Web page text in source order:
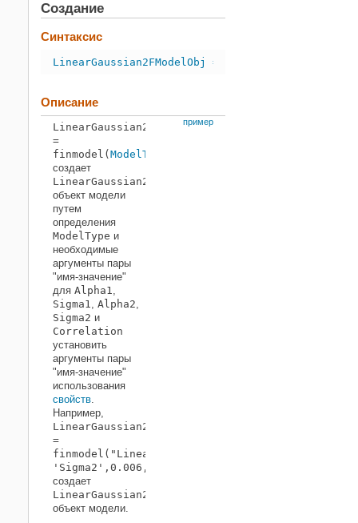
Создание
Синтаксис
LinearGaussian2FModelObj =
Описание
пример
LinearGaussian2FModelObj
=
finmodel( ModelType
создает
LinearGaussian2F
объект модели
путем
определения
ModelType и
необходимые
аргументы пары
"имя-значение"
для Alpha1,
Sigma1, Alpha2,
Sigma2 и
Correlation
установить
аргументы пары
"имя-значение"
использования
свойств.
Например,
LinearGaussian2FModelObj
=
'Sigma2',0.006,'Correlation',-0.7)
создает
LinearGaussian2F
объект модели.